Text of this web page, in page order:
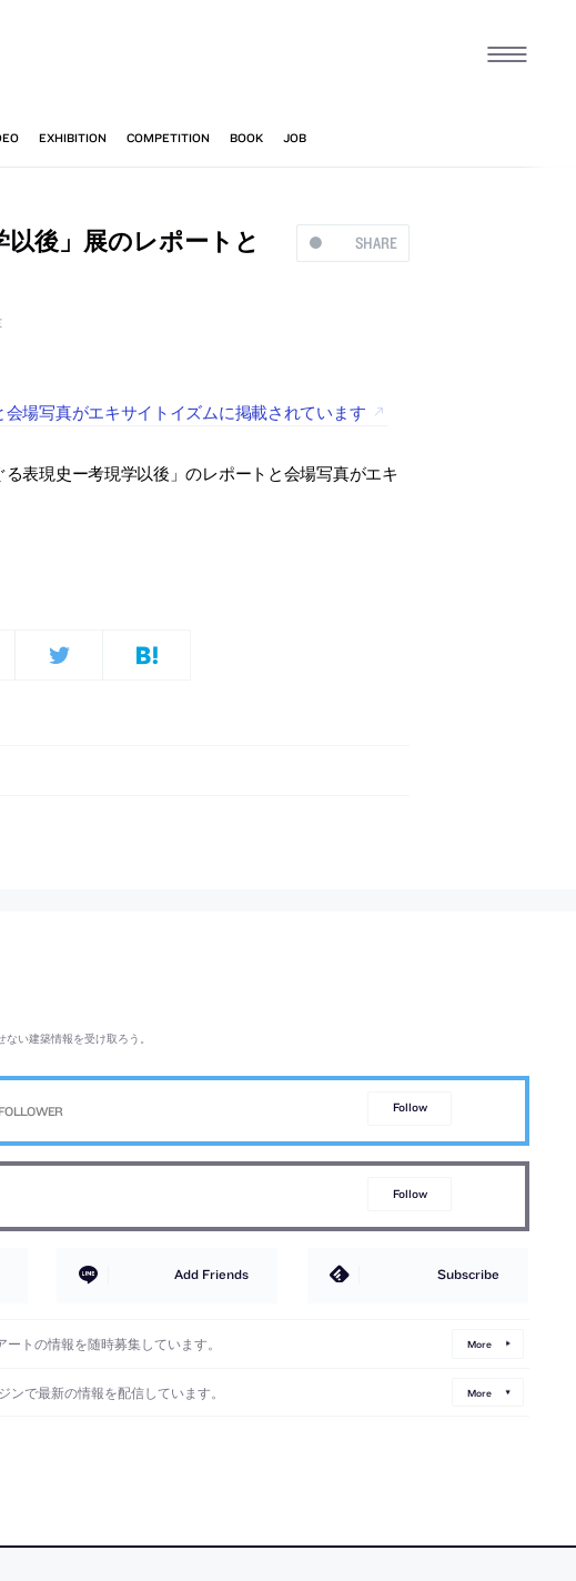
SHARE
以後」展のレポートと
場写真がエキサイトイズムに掲載されています
表現史ー考現学以後」のレポートと会場写真がエキ
い建築情報を受け取ろう。
Follow
Follow
Add Friends Subscribe
トの情報を随時募集しています。 More
ンで最新の情報を配信しています。 More